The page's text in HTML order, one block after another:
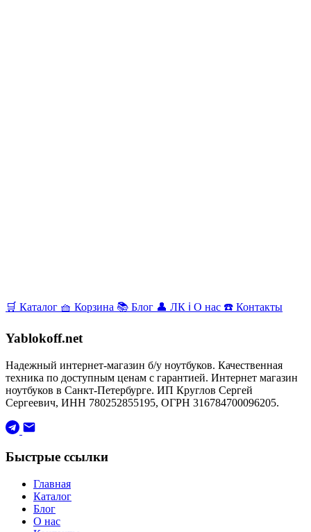
🛒 Каталог 🧺 Корзина 📚 Блог 👤 ЛК ℹ️ О нас ☎️ Контакты
Yablokoff.net
Надежный интернет-магазин б/у ноутбуков. Качественная
техника по доступным ценам с гарантией. Интернет магазин
ноутбуков в Санкт-Петербурге. ИП Круглов Сергей
Сергеевич, ИНН 780252855195, ОГРН 316784700096205.
Быстрые ссылки
Главная
Каталог
Блог
О нас